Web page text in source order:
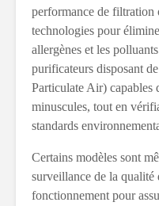
performance de filtration
technologies pour
allergènes et les
purificateurs disposant
Particulate Air) capables
minuscules, tout en
standards
Certains modèles sont
surveillance de la qualité
fonctionnement pour